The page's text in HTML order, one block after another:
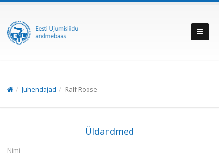
Juhendajad Ralf Roose
Üldandmed
Nimi